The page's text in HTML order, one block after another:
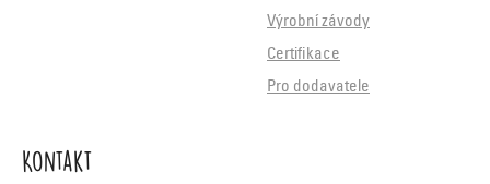
Výrobní závody
Certifikace
Pro dodavatele
Kontakt